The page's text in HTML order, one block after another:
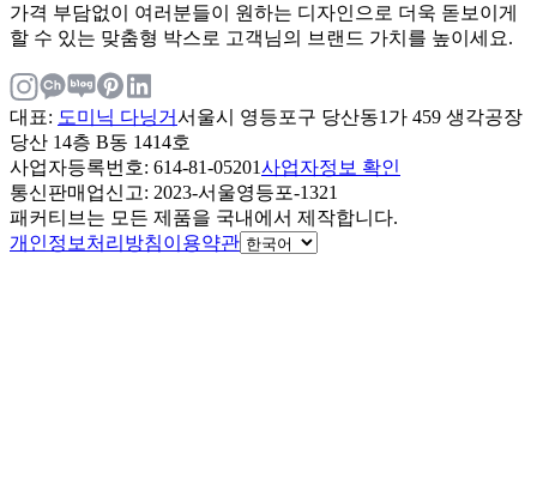
가격 부담없이 여러분들이 원하는 디자인으로 더욱 돋보이게
할 수 있는 맞춤형 박스로 고객님의 브랜드 가치를 높이세요.
대표: 도미닉 다닝거서울시 영등포구 당산동1가 459 생각공장
당산 14층 B동 1414호
사업자등록번호: 614-81-05201사업자정보 확인
통신판매업신고: 2023-서울영등포-1321
패커티브는 모든 제품을 국내에서 제작합니다.
개인정보처리방침이용약관